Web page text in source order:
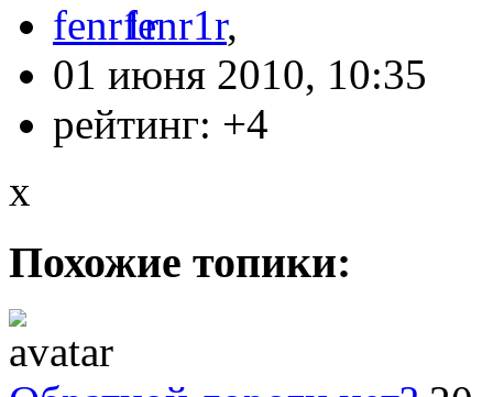
fenr1r,
01 июня 2010, 10:35
рейтинг: +4
x
Похожие топики: